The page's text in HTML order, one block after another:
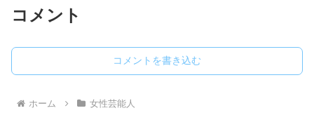
コメント
コメントを書き込む
ホーム 女性芸能人